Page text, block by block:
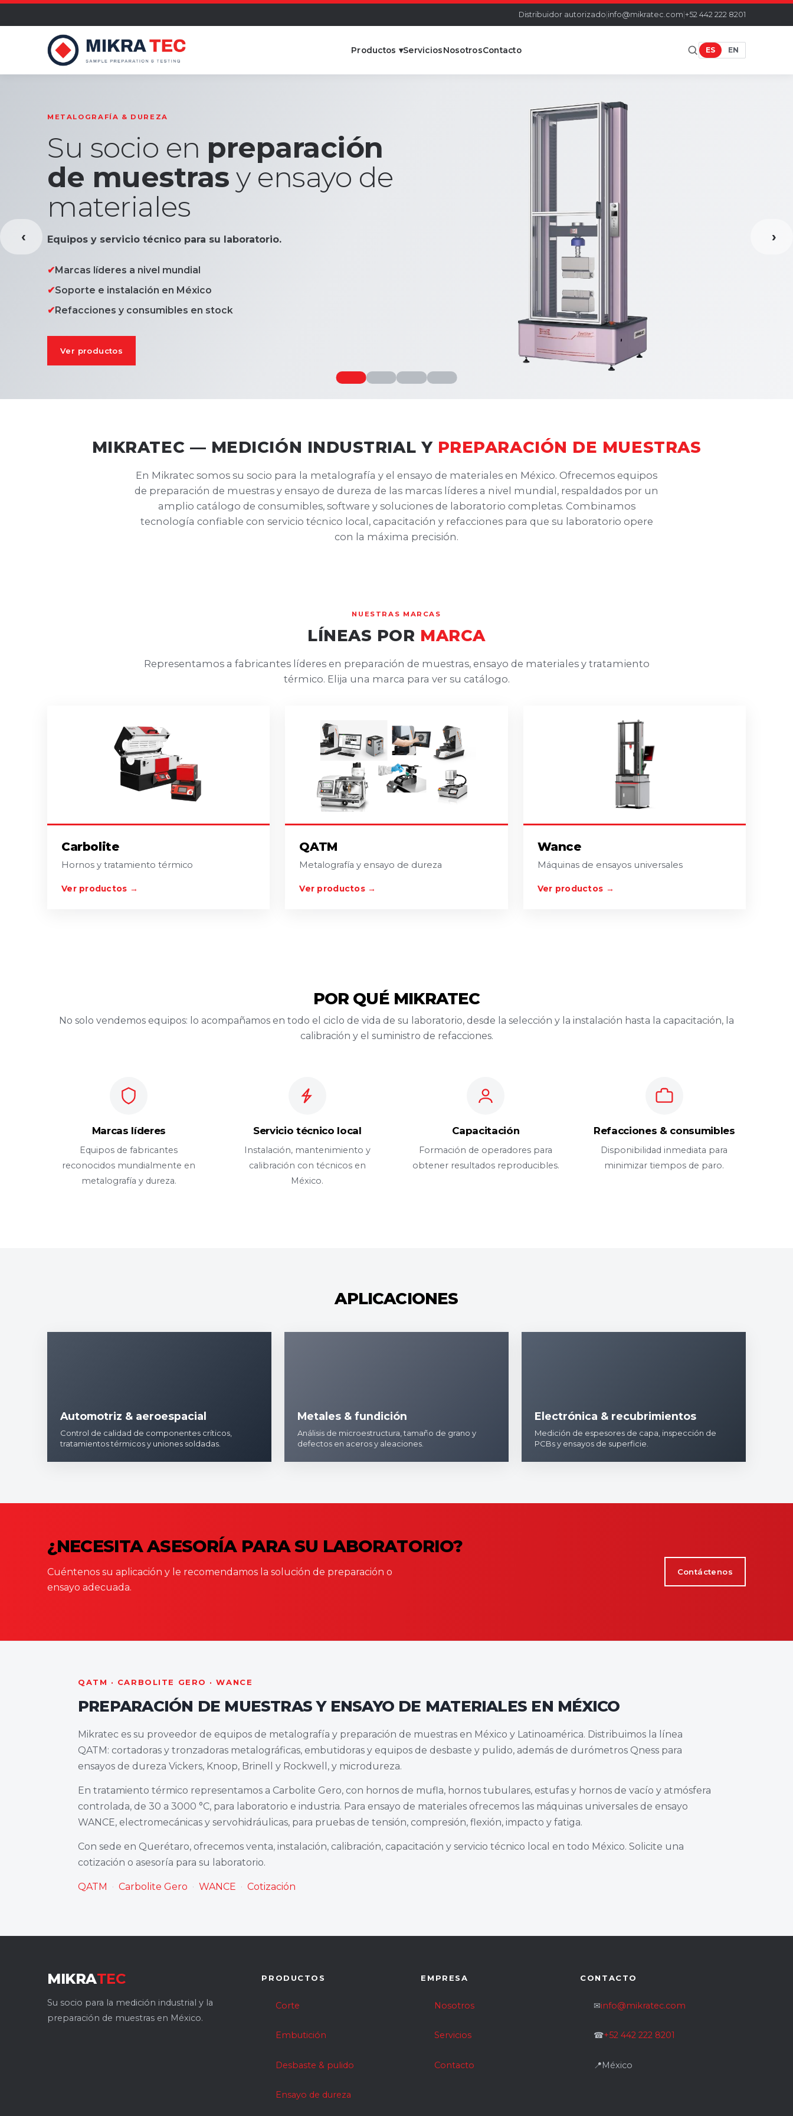
Distribuidor autorizado info@mikratec.com +52 442 222 8201
Productos ▾ServiciosNosotrosContacto ES EN
METALOGRAFÍA & DUREZA
Su socio en preparación
de muestras y ensayo de
materiales
Equipos y servicio técnico para su laboratorio.
Marcas líderes a nivel mundial
Soporte e instalación en México
Refacciones y consumibles en stock
Ver productos
‹ ›
MIKRATEC — MEDICIÓN INDUSTRIAL Y PREPARACIÓN DE MUESTRAS
En Mikratec somos su socio para la metalografía y el ensayo de materiales en México. Ofrecemos equipos
de preparación de muestras y ensayo de dureza de las marcas líderes a nivel mundial, respaldados por un
amplio catálogo de consumibles, software y soluciones de laboratorio completas. Combinamos
tecnología confiable con servicio técnico local, capacitación y refacciones para que su laboratorio opere
con la máxima precisión.
NUESTRAS MARCAS
LÍNEAS POR MARCA
Representamos a fabricantes líderes en preparación de muestras, ensayo de materiales y tratamiento
térmico. Elija una marca para ver su catálogo.
Carbolite
Hornos y tratamiento térmico
Ver productos →
QATM
Metalografía y ensayo de dureza
Ver productos →
Wance
Máquinas de ensayos universales
Ver productos →
POR QUÉ MIKRATEC
No solo vendemos equipos: lo acompañamos en todo el ciclo de vida de su laboratorio, desde la selección y la instalación hasta la capacitación, la
calibración y el suministro de refacciones.
Marcas líderes
Equipos de fabricantes
reconocidos mundialmente en
metalografía y dureza.
Servicio técnico local
Instalación, mantenimiento y
calibración con técnicos en
México.
Capacitación
Formación de operadores para
obtener resultados reproducibles.
Refacciones & consumibles
Disponibilidad inmediata para
minimizar tiempos de paro.
APLICACIONES
Automotriz & aeroespacial
Control de calidad de componentes críticos,
tratamientos térmicos y uniones soldadas.
Metales & fundición
Análisis de microestructura, tamaño de grano y
defectos en aceros y aleaciones.
Electrónica & recubrimientos
Medición de espesores de capa, inspección de
PCBs y ensayos de superficie.
¿NECESITA ASESORÍA PARA SU LABORATORIO?
Cuéntenos su aplicación y le recomendamos la solución de preparación o
ensayo adecuada.
Contáctenos
QATM · CARBOLITE GERO · WANCE
PREPARACIÓN DE MUESTRAS Y ENSAYO DE MATERIALES EN MÉXICO
Mikratec es su proveedor de equipos de metalografía y preparación de muestras en México y Latinoamérica. Distribuimos la línea
QATM: cortadoras y tronzadoras metalográficas, embutidoras y equipos de desbaste y pulido, además de durómetros Qness para
ensayos de dureza Vickers, Knoop, Brinell y Rockwell, y microdureza.
En tratamiento térmico representamos a Carbolite Gero, con hornos de mufla, hornos tubulares, estufas y hornos de vacío y atmósfera
controlada, de 30 a 3000 °C, para laboratorio e industria. Para ensayo de materiales ofrecemos las máquinas universales de ensayo
WANCE, electromecánicas y servohidráulicas, para pruebas de tensión, compresión, flexión, impacto y fatiga.
Con sede en Querétaro, ofrecemos venta, instalación, calibración, capacitación y servicio técnico local en todo México. Solicite una
cotización o asesoría para su laboratorio.
QATM · Carbolite Gero · WANCE · Cotización
MIKRATEC
Su socio para la medición industrial y la
preparación de muestras en México.
PRODUCTOS
Corte
Embutición
Desbaste & pulido
Ensayo de dureza
EMPRESA
Nosotros
Servicios
Contacto
CONTACTO
✉info@mikratec.com
☎+52 442 222 8201
📍México